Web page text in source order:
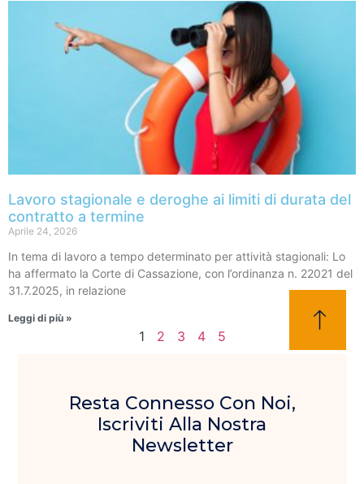
Lavoro stagionale e deroghe ai limiti di durata del
contratto a termine
Aprile 24, 2026
In tema di lavoro a tempo determinato per attività stagionali: Lo
ha affermato la Corte di Cassazione, con l’ordinanza n. 22021 del
31.7.2025, in relazione
Leggi di più »
1 2 3 4 5
Resta Connesso Con Noi,
Iscriviti Alla Nostra
Newsletter